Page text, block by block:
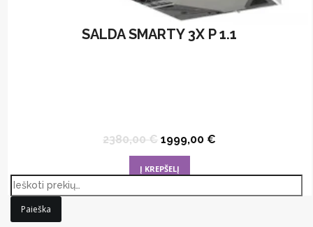
SALDA SMARTY 3X P 1.1
2380,00€ Original
price
2380,00 €.
1999,00 €
1999,00 €.
Į KREPŠELĮ
Paieška